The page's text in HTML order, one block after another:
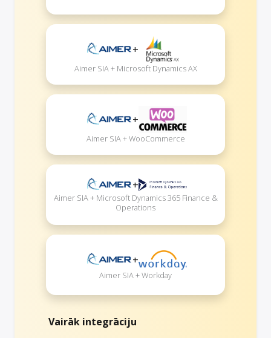
+
Aimer SIA + Microsoft Dynamics AX
+
Aimer SIA + WooCommerce
+
Aimer SIA + Microsoft Dynamics 365 Finance &
Operations
+
Aimer SIA + Workday
Vairāk integrāciju